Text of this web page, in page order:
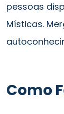
pessoas
Místicas.
Como